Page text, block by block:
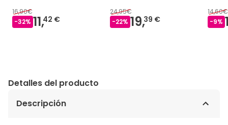
16,90€
-32% 11,42 €
24,95€
-22% 19,39 €
14,60€
-9%
Detalles del producto
Descripción